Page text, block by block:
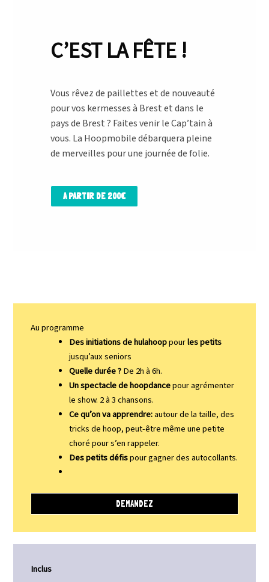
C’EST LA FÊTE !
Vous rêvez de paillettes et de nouveauté
pour vos kermesses à Brest et dans le
pays de Brest ? Faites venir le Cap’tain à
vous. La Hoopmobile débarquera pleine
de merveilles pour une journée de folie.
A PARTIR DE 200€
Au programme
Des initiations de hulahooppourles petits
jusqu’aux seniors
Quelle durée ?De 2h à 6h.
Un spectacle de hoopdancepour agrémenter
le show. 2 à 3 chansons.
Ce qu’on va apprendre:autour de la taille, des
tricks de hoop, peut-être même une petite
choré pour s’en rappeler.
Des petits défispour gagner des autocollants.
DEMANDEZ
Inclus